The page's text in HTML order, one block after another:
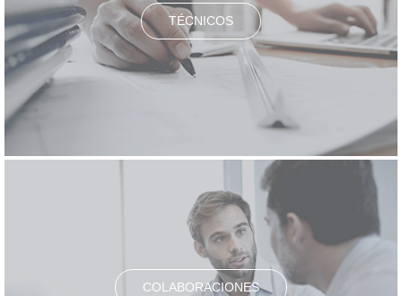
TÉCNICOS
COLABORACIONES